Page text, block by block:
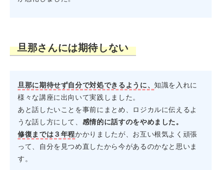
旦那さんには期待しない
旦那に期待せず自分で対処できるように、知識を入れに
様々な講座に出向いて実践しました。
あと話したいことを事前にまとめ、ロジカルに伝えるよ
うな話し方にして、 感情的に話すのをやめました。
修復までは３年程かかりましたが、お互い根気よく頑張
って、自分を見つめ直したから今があるのかなと思いま
す。